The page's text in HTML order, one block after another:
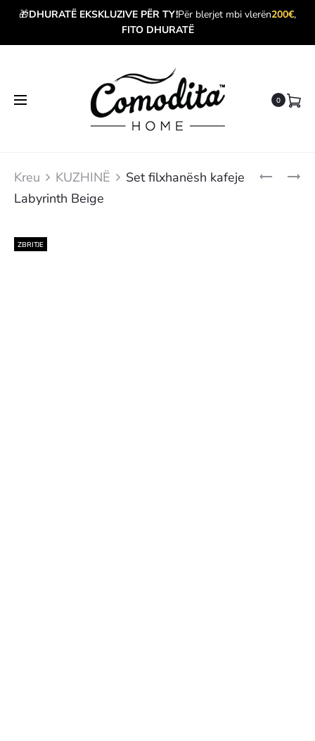
🎁DHURATË EKSKLUZIVE PËR TY!Për blerjet mbi vlerën200€,
FITO DHURATË
0
Kreu KUZHINË
Set filxhanësh kafeje
Labyrinth Beige
ZBRITJE